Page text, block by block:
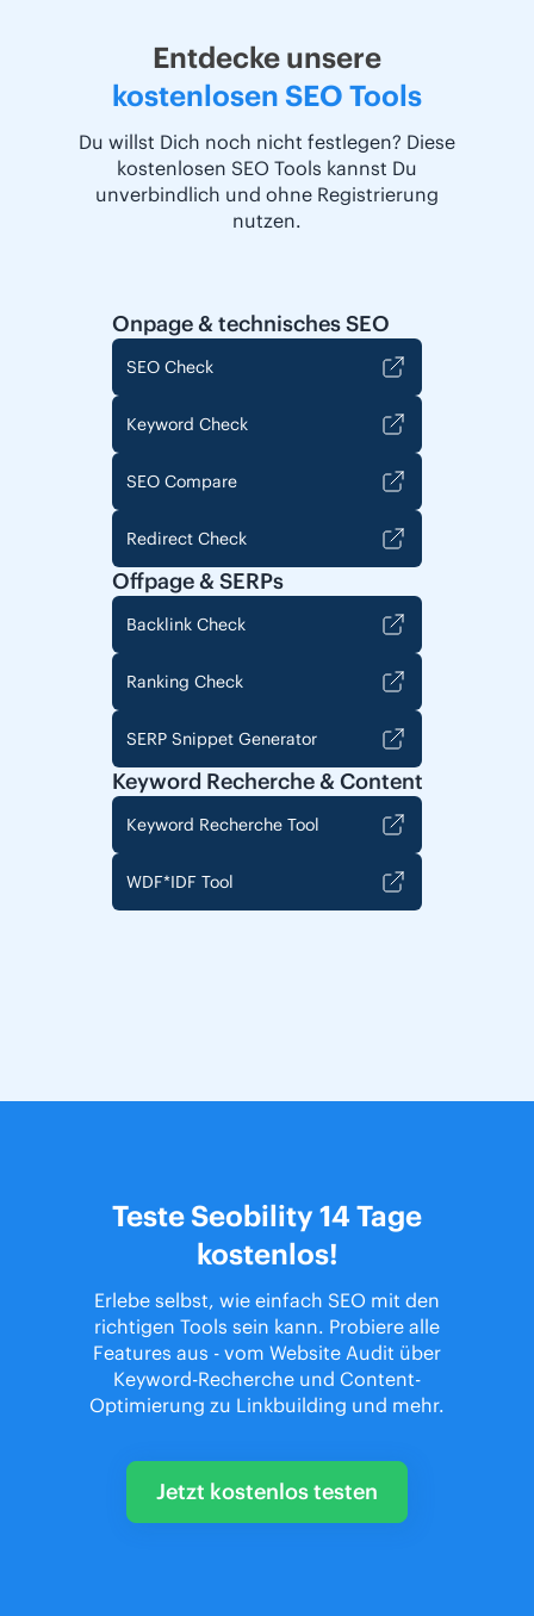
Entdecke unsere
kostenlosen SEO Tools
Du willst Dich noch nicht festlegen? Diese
kostenlosen SEO Tools kannst Du
unverbindlich und ohne Registrierung
nutzen.
Onpage & technisches SEO
SEO Check
Keyword Check
SEO Compare
Redirect Check
Offpage & SERPs
Backlink Check
Ranking Check
SERP Snippet Generator
Keyword Recherche & Content
Keyword Recherche Tool
WDF*IDF Tool
Teste Seobility 14 Tage
kostenlos!
Erlebe selbst, wie einfach SEO mit den
richtigen Tools sein kann. Probiere alle
Features aus - vom Website Audit über
Keyword-Recherche und Content-
Optimierung zu Linkbuilding und mehr.
Jetzt kostenlos testen